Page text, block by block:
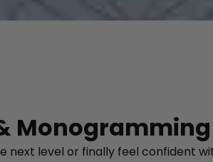
Monogramming
next level or finally feel confident